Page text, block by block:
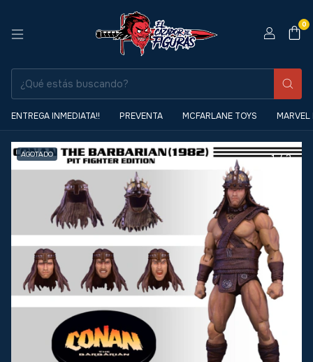
0
ENTREGA INMEDIATA!! PREVENTA MCFARLANE TOYS MARVEL
AGOTADO 1/3